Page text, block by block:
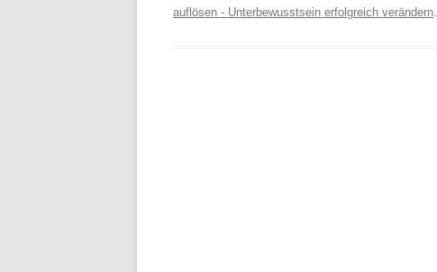
auflösen - Unterbewusstsein erfolgreich verändern.